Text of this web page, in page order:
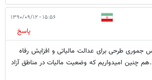
۱۵:۵۶ - ۱۳۹۰/۰۹/۱۲
پاسخ
جموری طرحی برای عدالت مالیاتی و افزایش رفاه
چنین امیدواریم که وضعیت مالیات در مناطق آزاد